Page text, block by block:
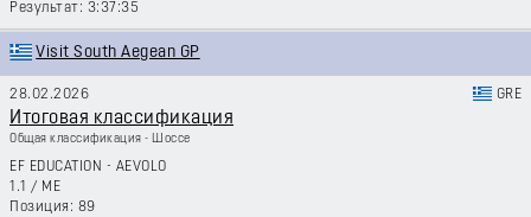
3:37:35
Visit South Aegean GP
28.02.2026 GRE
Итоговая классификация
Общая классификация - Шоссе
EF EDUCATION - AEVOLO
1.1 / ME
89